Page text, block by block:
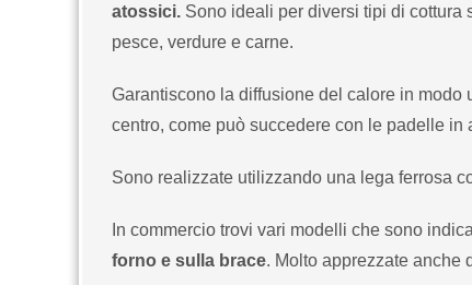
atossici. Sono ideali per diversi tipi di cottura
pesce, verdure e carne.
Garantiscono la diffusione del calore in modo
centro, come può succedere con le padelle in
Sono realizzate utilizzando una lega ferrosa
In commercio trovi vari modelli che sono
forno e sulla brace. Molto apprezzate anche